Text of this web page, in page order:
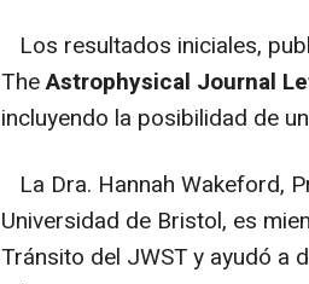
Los resultados iniciales,
TheAstrophysical Journal
incluyendo la posibilidad de
La Dra. Hannah Wakeford,
Universidad de Bristol, es
Tránsito del JWST y ayudó a